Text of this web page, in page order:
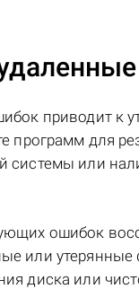
приводит
программ для
или
ошибок
или
диска или